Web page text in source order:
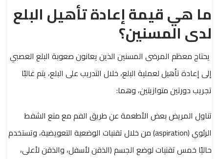
ما هي قيمة إعادة تأهيل البلع
لدى المسنين؟
يحتاج معظم المرضى المسنين الذين يعانون صعوبة البلع العصبي
إلى إعادة تأهيل لعملية البلع، خلال التدريب على البلع، يتم غالبًا
تجريب دورتين متوازيتين، وهما:
تناول المريض بعض الأطعمة عن طريق الفم مع منع الشفط
الرئوي (aspiration) من خلال تقنيات الوضعية التعويضية، وتستخدم
حاليًا خمس تقنيات لوضع الجسم (الذقن لأسفل، والذقن لأعلى،